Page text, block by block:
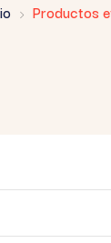
Productos